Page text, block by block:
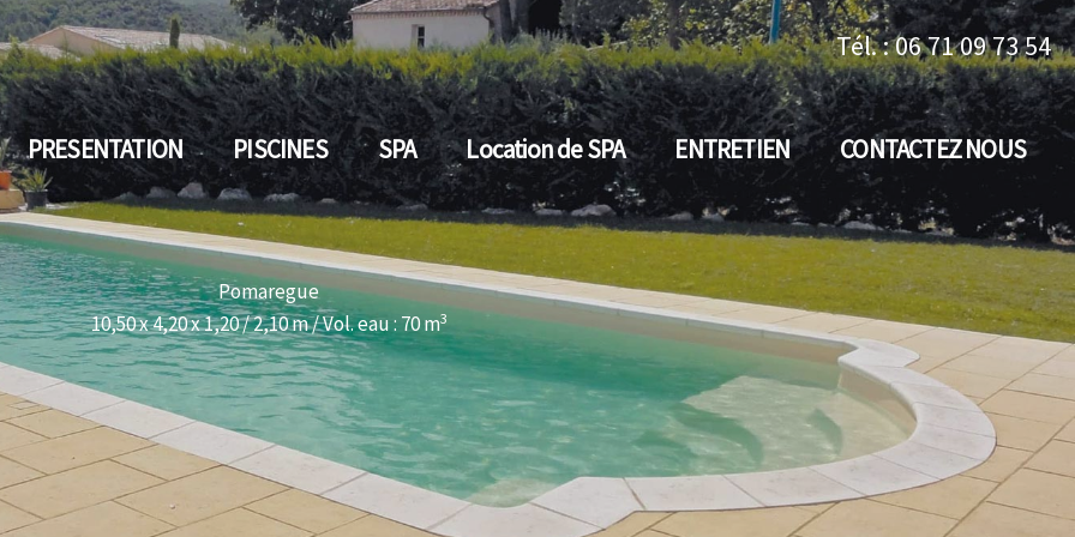
Tél. : 06 71 09 73 54
PRESENTATION PISCINES SPA Location de SPA ENTRETIEN CONTACTEZ NOUS
Pomaregue
10,50 x 4,20 x 1,20 / 2,10 m / Vol. eau : 70 m3